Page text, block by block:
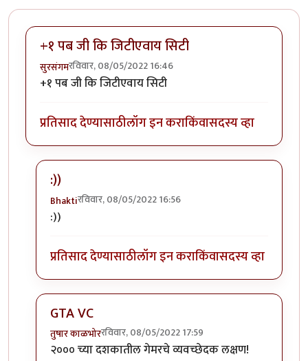
+१ पब जी कि जिटीएवाय सिटी
सुरसंगमरविवार, 08/05/2022 16:46
+१ पब जी कि जिटीएवाय सिटी
प्रतिसाद देण्यासाठीलॉग इन कराकिंवासदस्य व्हा
:))
Bhaktiरविवार, 08/05/2022 16:56
In reply to
:))
प्रतिसाद देण्यासाठीलॉग इन कराकिंवासदस्य व्हा
GTA VC
तुषार काळभोररविवार, 08/05/2022 17:59
In reply to+१ पब जी कि जिटीएवाय सिटीbyसुरसंगम
२००० च्या दशकातील गेमरचे व्यवच्छेदक लक्षण!